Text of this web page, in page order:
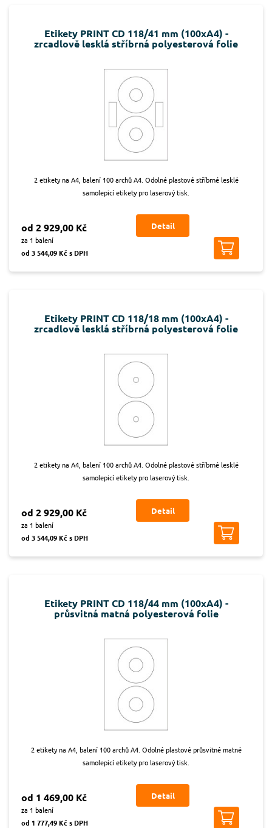
Etikety PRINT CD 118/41 mm (100xA4) -
zrcadlově lesklá stříbrná polyesterová folie
2 etikety na A4, balení 100 archů A4. Odolné plastové stříbrné lesklé
samolepicí etikety pro laserový tisk.
od 2 929,00 Kč
za 1 balení
od 3 544,09 Kč s DPH
Detail
Etikety PRINT CD 118/18 mm (100xA4) -
zrcadlově lesklá stříbrná polyesterová folie
2 etikety na A4, balení 100 archů A4. Odolné plastové stříbrné lesklé
samolepicí etikety pro laserový tisk.
od 2 929,00 Kč
za 1 balení
od 3 544,09 Kč s DPH
Detail
Etikety PRINT CD 118/44 mm (100xA4) -
průsvitná matná polyesterová folie
2 etikety na A4, balení 100 archů A4. Odolné plastové průsvitné matné
samolepicí etikety pro laserový tisk.
od 1 469,00 Kč
za 1 balení
od 1 777,49 Kč s DPH
Detail